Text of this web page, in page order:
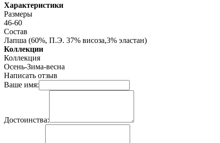
Характеристики
Размеры
46-60
Состав
Лапша (60%, П.Э. 37% висоза,3% эластан)
Коллекции
Коллекция
Осень-Зима-весна
Написать отзыв
Ваше имя:
Достоинства: